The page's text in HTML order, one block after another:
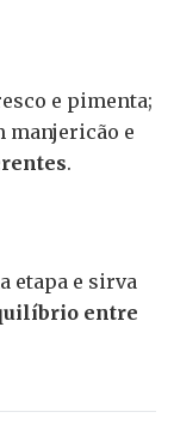
e pimenta;
manjericão e
.
etapa e sirva
entre